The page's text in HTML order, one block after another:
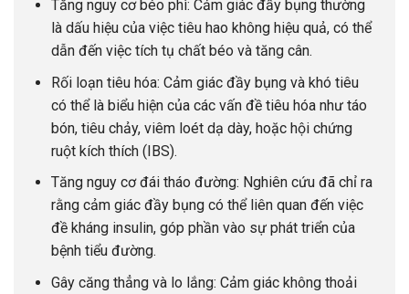
Tăng nguy cơ béo phì: Cảm giác đầy bụng thường
là dấu hiệu của việc tiêu hao không hiệu quả, có thể
dẫn đến việc tích tụ chất béo và tăng cân.
Rối loạn tiêu hóa: Cảm giác đầy bụng và khó tiêu
có thể là biểu hiện của các vấn đề tiêu hóa như táo
bón, tiêu chảy, viêm loét dạ dày, hoặc hội chứng
ruột kích thích (IBS).
Tăng nguy cơ đái tháo đường: Nghiên cứu đã chỉ ra
rằng cảm giác đầy bụng có thể liên quan đến việc
đề kháng insulin, góp phần vào sự phát triển của
bệnh tiểu đường.
Gây căng thẳng và lo lắng: Cảm giác không thoải